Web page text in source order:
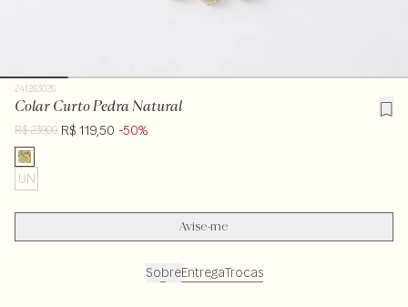
241263026
Colar Curto Pedra Natural
R$ 239,00 R$ 119,50 -50%
UN
Avise-me
SobreEntregaTrocas